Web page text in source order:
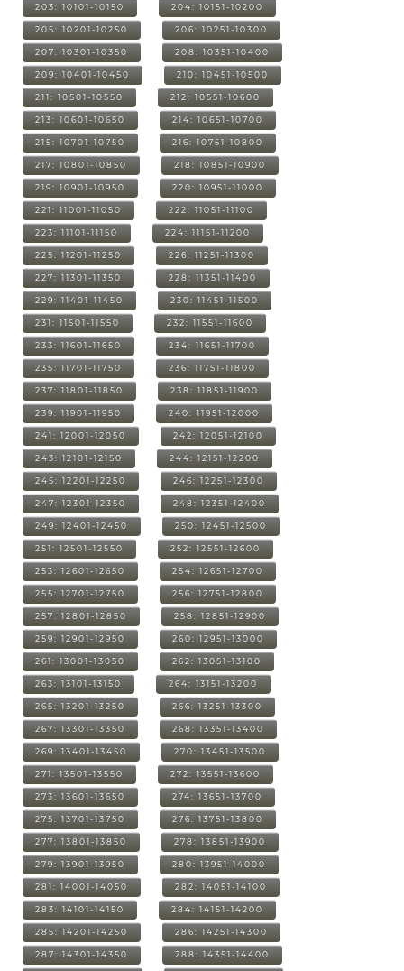
203: 10101-10150 204: 10151-10200
205: 10201-10250 206: 10251-10300
207: 10301-10350 208: 10351-10400
209: 10401-10450 210: 10451-10500
211: 10501-10550 212: 10551-10600
213: 10601-10650 214: 10651-10700
215: 10701-10750 216: 10751-10800
217: 10801-10850 218: 10851-10900
219: 10901-10950 220: 10951-11000
221: 11001-11050 222: 11051-11100
223: 11101-11150 224: 11151-11200
225: 11201-11250 226: 11251-11300
227: 11301-11350 228: 11351-11400
229: 11401-11450 230: 11451-11500
231: 11501-11550 232: 11551-11600
233: 11601-11650 234: 11651-11700
235: 11701-11750 236: 11751-11800
237: 11801-11850 238: 11851-11900
239: 11901-11950 240: 11951-12000
241: 12001-12050 242: 12051-12100
243: 12101-12150 244: 12151-12200
245: 12201-12250 246: 12251-12300
247: 12301-12350 248: 12351-12400
249: 12401-12450 250: 12451-12500
251: 12501-12550 252: 12551-12600
253: 12601-12650 254: 12651-12700
255: 12701-12750 256: 12751-12800
257: 12801-12850 258: 12851-12900
259: 12901-12950 260: 12951-13000
261: 13001-13050 262: 13051-13100
263: 13101-13150 264: 13151-13200
265: 13201-13250 266: 13251-13300
267: 13301-13350 268: 13351-13400
269: 13401-13450 270: 13451-13500
271: 13501-13550 272: 13551-13600
273: 13601-13650 274: 13651-13700
275: 13701-13750 276: 13751-13800
277: 13801-13850 278: 13851-13900
279: 13901-13950 280: 13951-14000
281: 14001-14050 282: 14051-14100
283: 14101-14150 284: 14151-14200
285: 14201-14250 286: 14251-14300
287: 14301-14350 288: 14351-14400